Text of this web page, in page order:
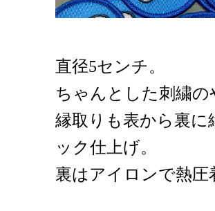
直径5センチ。
ちゃんとした刺繍の
縁取りも表から裏
ック仕上げ。
裏はアイロンで熱